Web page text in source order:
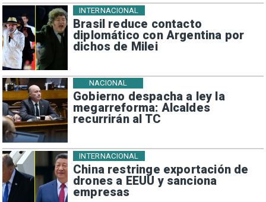
Brasil reduce contacto
diplomático con Argentina por
dichos de Milei
INTERNACIONAL
Gobierno despacha a ley la
megarreforma: Alcaldes
recurrirán al TC
NACIONAL
China restringe exportación de
drones a EEUU y sanciona
empresas
INTERNACIONAL